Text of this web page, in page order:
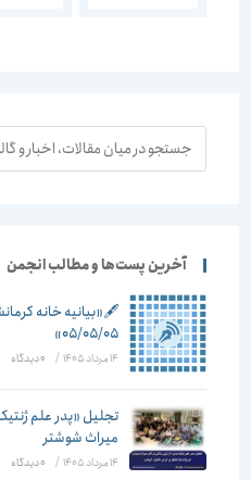
جستجو
آخرین پست‌ها و مطالب انجمن
🖋️«بیانیه خانه
۰۵/۰۵/۰۵»
14 مرداد 1405 / ۰ دیدگاه
تجلیل «پدر علم ژنتیک
میراث شوشتر
14 مرداد 1405 / ۰ دیدگاه